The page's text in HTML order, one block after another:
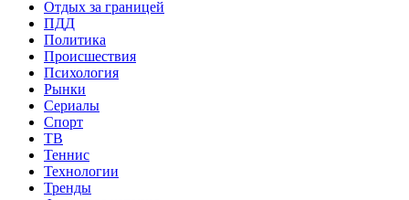
Отдых за границей
ПДД
Политика
Происшествия
Психология
Рынки
Сериалы
Спорт
ТВ
Теннис
Технологии
Тренды